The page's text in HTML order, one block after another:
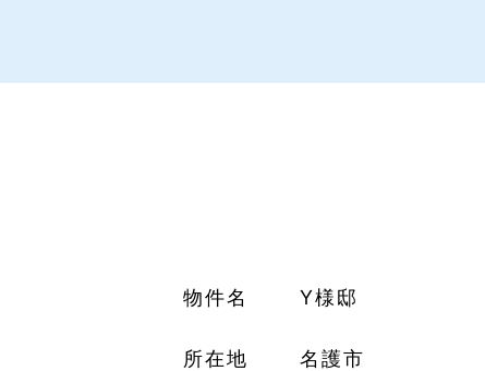
物件名 Y様邸
所在地 名護市